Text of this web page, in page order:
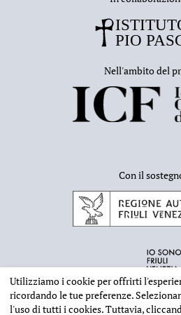
Nell'ambito del
Con il
Utilizziamo i cookie per offrirti
ricordando le tue preferenze.
l'uso di tutti i cookies. Tuttavia,